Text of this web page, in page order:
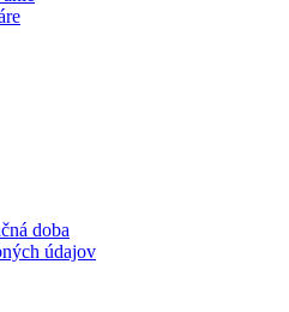
doba
údajov